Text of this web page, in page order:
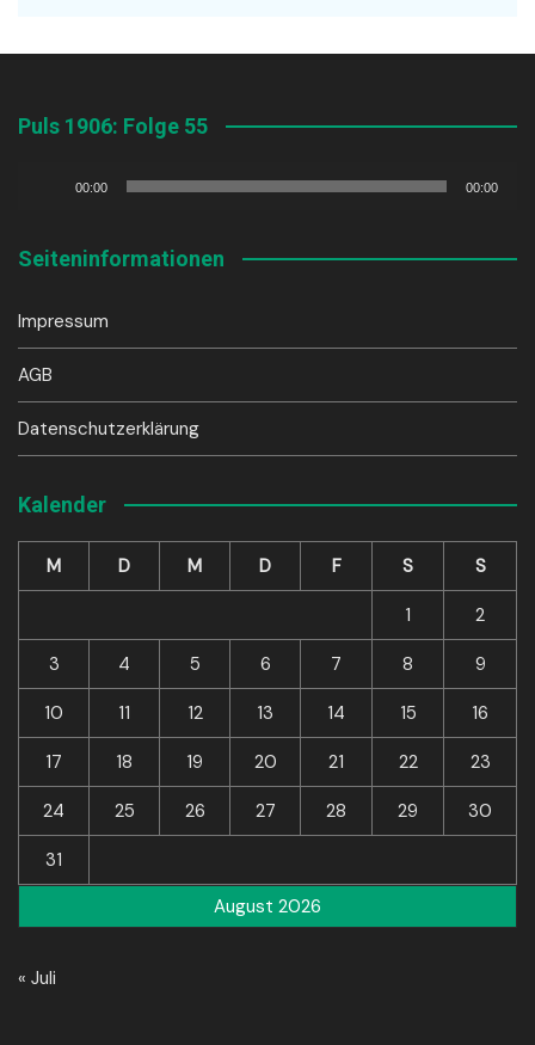
Puls 1906: Folge 55
00:00 00:00
Seiteninformationen
Impressum
AGB
Datenschutzerklärung
Kalender
August 2026
M D M D F S S
1 2
3 4 5 6 7 8 9
10 11 12 13 14 15 16
17 18 19 20 21 22 23
24 25 26 27 28 29 30
31
« Juli